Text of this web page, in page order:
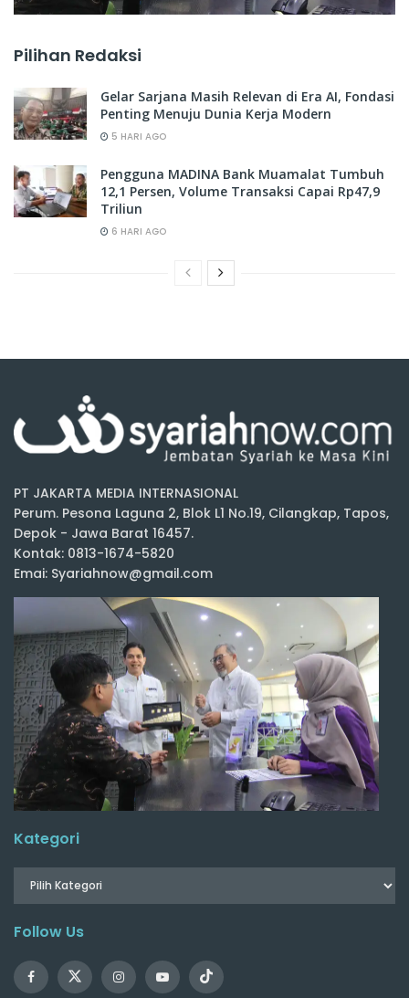
Pilihan Redaksi
Gelar Sarjana Masih Relevan di Era AI, Fondasi
Penting Menuju Dunia Kerja Modern
5 HARI AGO
Pengguna MADINA Bank Muamalat Tumbuh
12,1 Persen, Volume Transaksi Capai Rp47,9
Triliun
6 HARI AGO
PT JAKARTA MEDIA INTERNASIONAL
Perum. Pesona Laguna 2, Blok L1 No.19, Cilangkap, Tapos,
Depok - Jawa Barat 16457.
Kontak: 0813-1674-5820
Emai: Syariahnow@gmail.com
Kategori
Follow Us